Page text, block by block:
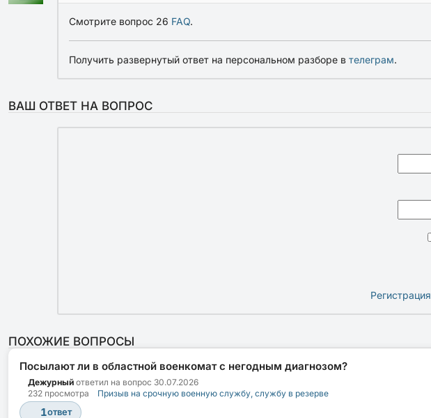
Смотрите вопрос 26 FAQ.
Получить развернутый ответ на персональном разборе в телеграм.
ВАШ ОТВЕТ НА ВОПРОС
Регистрация
ПОХОЖИЕ ВОПРОСЫ
Посылают ли в областной военкомат с негодным диагнозом?
Дежурный ответил на вопрос 30.07.2026
232 просмотра
Призыв на срочную военную службу, службу в резерве
1ответ